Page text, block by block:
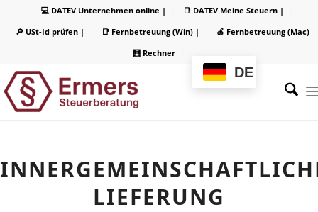
💻 DATEV Unternehmen online |
📑 DATEV Meine Steuern |
🔎 USt-Id prüfen |
📑 Fernbetreuung (Win) |
🍏 Fernbetreuung (Mac)
🧮 Rechner
DE
LIEFERUNG